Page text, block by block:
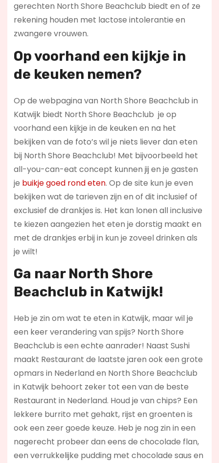
gerechten North Shore Beachclub biedt en of ze
rekening houden met lactose intolerantie en
zwangere vrouwen.
Op voorhand een kijkje in
de keuken nemen?
Op de webpagina van North Shore Beachclub in
Katwijk biedt North Shore Beachclub je op
voorhand een kijkje in de keuken en na het
bekijken van de foto’s wil je niets liever dan eten
bij North Shore Beachclub! Met bijvoorbeeld het
all-you-can-eat concept kunnen jij en je gasten
je buikje goed rond eten. Op de site kun je even
bekijken wat de tarieven zijn en of dit inclusief of
exclusief de drankjes is. Het kan lonen all inclusive
te kiezen aangezien het eten je dorstig maakt en
met de drankjes erbij in kun je zoveel drinken als
je wilt!
Ga naar North Shore
Beachclub in Katwijk!
Heb je zin om wat te eten in Katwijk, maar wil je
een keer verandering van spijs? North Shore
Beachclub is een echte aanrader! Naast Sushi
maakt Restaurant de laatste jaren ook een grote
opmars in Nederland en North Shore Beachclub
in Katwijk behoort zeker tot een van de beste
Restaurant in Nederland. Houd je van chips? Een
lekkere burrito met gehakt, rijst en groenten is
ook een zeer goede keuze. Heb je nog zin in een
nagerecht probeer dan eens de chocolade flan,
een verrukkelijke pudding met chocolade saus en